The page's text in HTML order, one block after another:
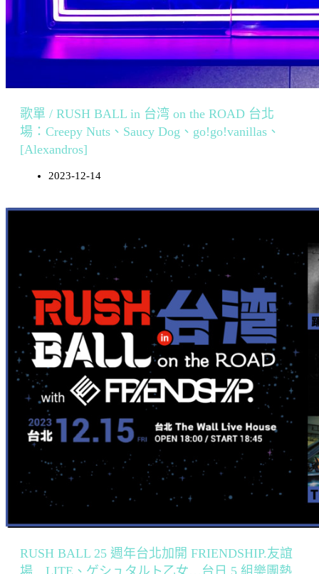
歌單 / RUSH BALL in 台湾 on the ROAD 台北
場：Creepy Nuts、Saucy Dog、go!go!vanillas、
[Alexandros]
2023-12-14
RUSH BALL 25 週年台北加開 FRIENDSHIP.友誼
場 LITE、ゲシュタルト乙女…台日 5 組樂團熱